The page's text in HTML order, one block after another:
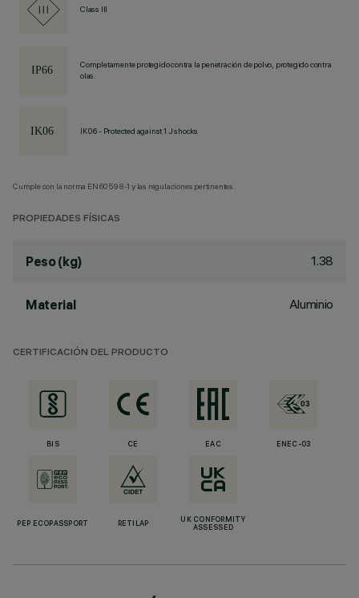
Class III
Completamente protegido contra la penetración de polvo, protegido contra
olas.
IK06 - Protected against 1 J shocks
Cumple con la norma EN60598-1 y las regulaciones pertinentes.
PROPIEDADES FÍSICAS
Peso (kg) 1.38
Material Aluminio
CERTIFICACIÓN DEL PRODUCTO
BIS CE EAC ENEC-03
PEP ECOPASSPORT RETILAP
UK CONFORMITY
ASSESSED